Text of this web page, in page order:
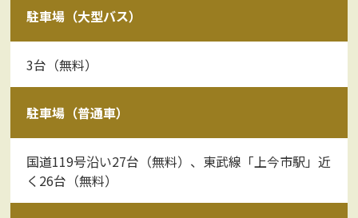
駐車場（大型バス）
3台（無料）
駐車場（普通車）
国道119号沿い27台（無料）、東武線「上今市駅」近
く26台（無料）